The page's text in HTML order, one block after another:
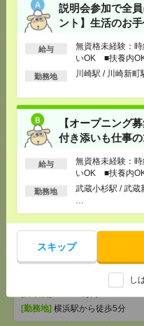
説明会参加で全
ント】生活のお
給与
無資格未経験：
いOK ■扶養内
以上
勤務地 川崎駅 / 川崎新町
【オープニング
付き添いも仕事
給与
無資格未経験：
いOK ■扶養内
以上
勤務地
武蔵小杉駅 / 武蔵
スキップ
し
[給 与]
無資格未経験：時給
OK ■扶養内OK ■日収1万
[交通費]交通費全額支給
[勤務地]武蔵小杉駅/武蔵新城駅
【在宅週2日！】ほぼ
力＋ID発行[派遣]
[給 与]
時給1600円 月収例
[交通費]
全額支給
[勤務地]川崎駅から徒歩7分 / 京
【時給1700円～】大手
とチェック業務[派遣]
[給 与]時給1700円～1750円
～280,000円+残業代
[勤務地] 横浜駅から徒歩5分